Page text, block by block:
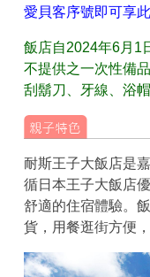
愛貝客序號即可享此
飯店自2024年6月1
不提供之一次性備
刮鬍刀、牙線、浴帽
耐斯王子大飯店是
循日本王子大飯店
舒適的住宿體驗。
貨，用餐逛街方便